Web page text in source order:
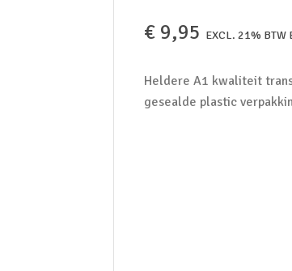
€ 9,95 EXCL. 21% BTW
Heldere A1 kwaliteit
gesealde plastic